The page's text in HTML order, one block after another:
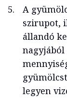
A
szirupot,
állandó
nagyjából
legyen